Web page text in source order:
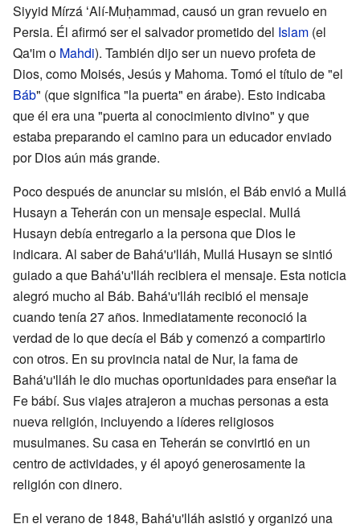
Siyyid Mírzá ʻAlí-Muḥammad, causó un gran revuelo en
Persia. Él afirmó ser el salvador prometido del Islam (el
Qa'im o Mahdi). También dijo ser un nuevo profeta de
Dios, como Moisés, Jesús y Mahoma. Tomó el título de "el
Báb" (que significa "la puerta" en árabe). Esto indicaba
que él era una "puerta al conocimiento divino" y que
estaba preparando el camino para un educador enviado
por Dios aún más grande.
Poco después de anunciar su misión, el Báb envió a Mullá
Husayn a Teherán con un mensaje especial. Mullá
Husayn debía entregarlo a la persona que Dios le
indicara. Al saber de Bahá'u'lláh, Mullá Husayn se sintió
guiado a que Bahá'u'lláh recibiera el mensaje. Esta noticia
alegró mucho al Báb. Bahá'u'lláh recibió el mensaje
cuando tenía 27 años. Inmediatamente reconoció la
verdad de lo que decía el Báb y comenzó a compartirlo
con otros. En su provincia natal de Nur, la fama de
Bahá'u'lláh le dio muchas oportunidades para enseñar la
Fe bábí. Sus viajes atrajeron a muchas personas a esta
nueva religión, incluyendo a líderes religiosos
musulmanes. Su casa en Teherán se convirtió en un
centro de actividades, y él apoyó generosamente la
religión con dinero.
En el verano de 1848, Bahá'u'lláh asistió y organizó una